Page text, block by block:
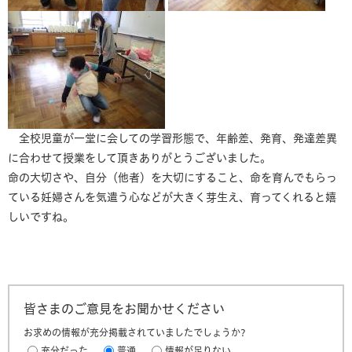
全校児童が一堂に会しての学習形態で、年齢差、発育、発達差異
に合わせて授業をして頂きありがとうございました。
命の大切さや、自分（他者）を大切にすること、命を育んでもらっ
ている妊婦さんを気遣う心などが大きく芽生え、育ってくれると嬉
しいですね。
皆さまのご意見をお聞かせください
お求めの情報が充分掲載されていましたでしょうか?